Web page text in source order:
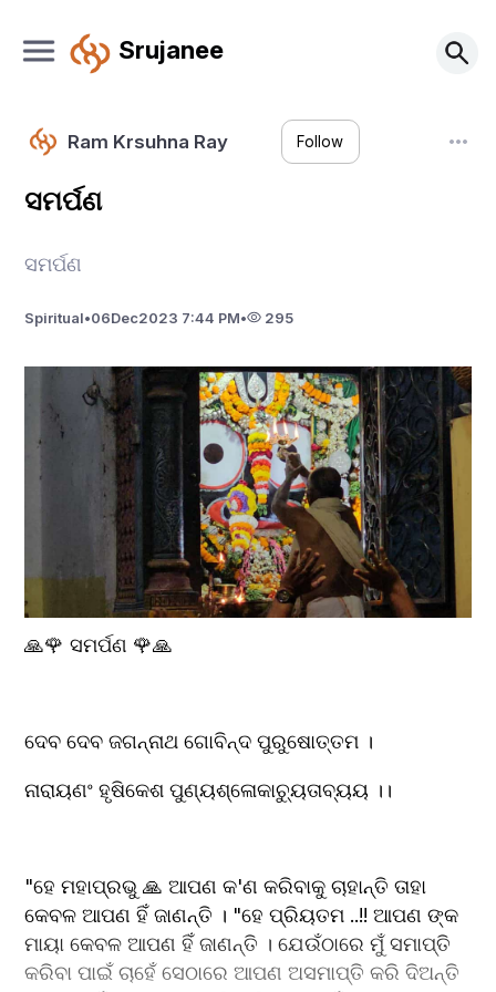
Srujanee
Ram Krsuhna Ray Follow
ସମର୍ପଣ
ସମର୍ପଣ
Spiritual•06Dec2023 7:44 PM• 295
🙏🌹 ସମର୍ପଣ 🌹🙏
ଦେବ ଦେବ ଜଗନ୍ନାଥ ଗୋବିନ୍ଦ ପୁରୁଷୋତ୍ତମ ।
ନାରାୟଣଂ ହୃଷିକେଶ ପୁଣ୍ୟଶ୍ଳୋକାଚ୍ୟୁତାବ୍ୟୟ ।।
"ହେ ମହାପ୍ରଭୁ 🙏 ଆପଣ କ'ଣ କରିବାକୁ ଚାହାନ୍ତି ତାହା
କେବଳ ଆପଣ ହିଁ ଜାଣନ୍ତି । "ହେ ପ୍ରିୟତମ ..!! ଆପଣ ଙ୍କ
ମାୟା କେବଳ ଆପଣ ହିଁ ଜାଣନ୍ତି । ଯେଉଁଠାରେ ମୁଁ ସମାପ୍ତି
କରିବା ପାଇଁ ଚାହେଁ ସେଠାରେ ଆପଣ ଅସମାପ୍ତି କରି ଦିଅନ୍ତି